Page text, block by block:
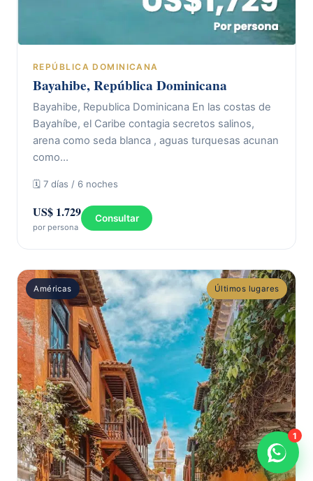
REPÚBLICA DOMINICANA
Bayahibe, República Dominicana
Bayahibe, Republica Dominicana En las costas de
Bayahíbe, el Caribe contagia secretos salinos,
arena como seda blanca , aguas turquesas acunan
como…
🗓 7 días / 6 noches
US$ 1.729
por persona
Consultar
Américas Últimos lugares
1